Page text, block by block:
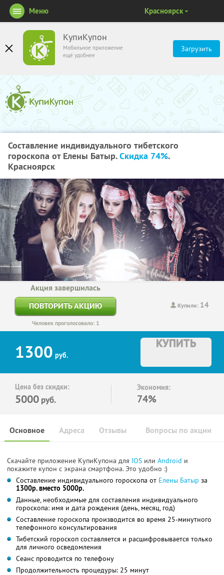
КупиКупон
Мобильное приложение
ещё удобнее
Загрузить
Меню Красноярск
Составление индивидуального тибетского
гороскопа от Елены Батыр.Скидка 74%.
Красноярск
Купили: 14
Акция завершилась
ПОВТОРИТЬ АКЦИЮ
Человек проголосовало: 1
1300 руб.
КУПИТЬ
Цена без скидки:
5000 руб.
Экономия:
74%
Основное Отзывы Вопросы по акции
Адреса
Скачайте приложение КупиКупона для IOS или Android и
покажите купон с экрана смартфона. Это удобно :)
Составление индивидуального гороскопа от Елены Батыр за
1300р. вместо 5000р.
Данные, необходимые для составления индивидуального
гороскопа: имя и дата рождения (день, месяц, год)
Составление гороскопа производится во время 25-минутного
телефонного консультирования
Тибетский гороскоп составляется и расшифровывается только
для личного осведомления
Сеанс проводится по телефону
Продолжительность процедуры: 25 минут